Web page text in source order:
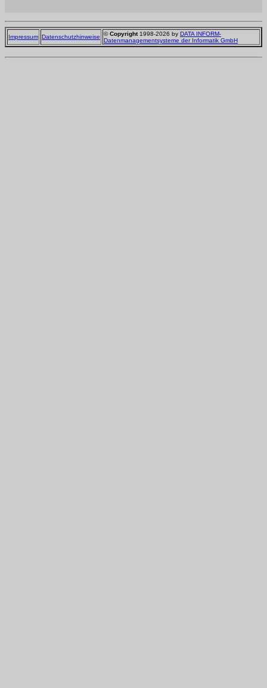
Impressum Datenschutzhinweise ©Copyright1998-2026 by DATA INFORM-
Datenmanagementsysteme der Informatik GmbH